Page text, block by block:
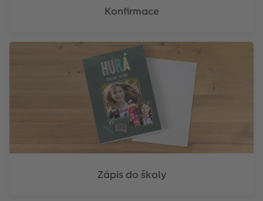
Konfirmace
Zápis do školy